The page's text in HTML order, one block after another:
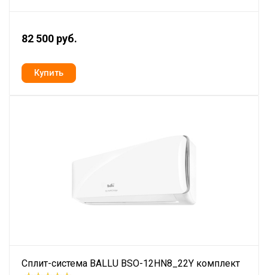
82 500 руб.
Сплит-система BALLU BSO-12HN8_22Y комплект